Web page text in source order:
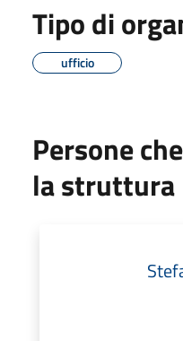
Tipo di
ufficio
Persone
la struttura